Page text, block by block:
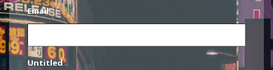
Email
Untitled